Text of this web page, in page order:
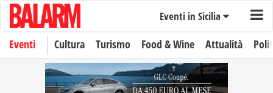
Eventi in Sicilia
Eventi Cultura Turismo Food & Wine Attualità